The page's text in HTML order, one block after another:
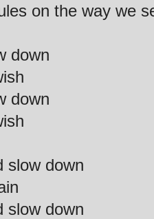
on the way we
down
down
slow down
slow down